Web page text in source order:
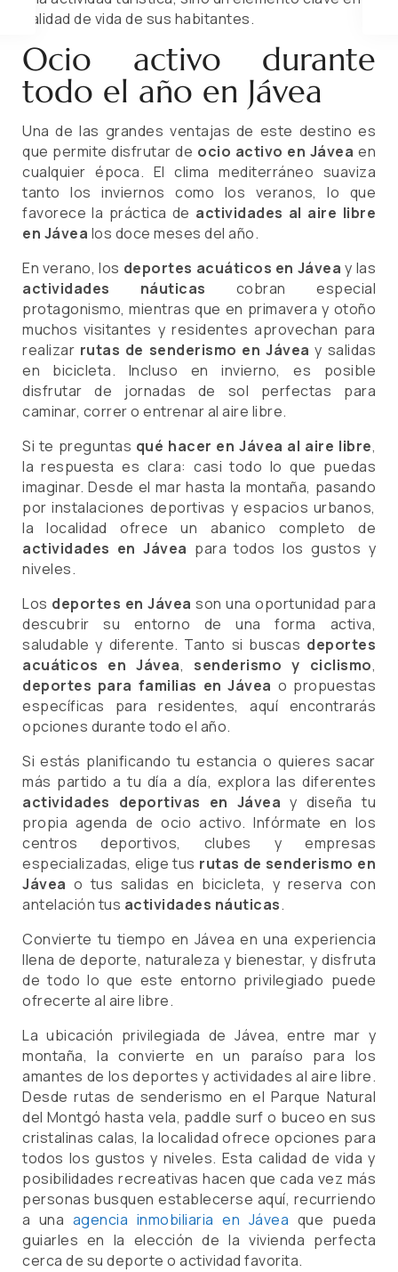
calidad de vida de sus habitantes.
Ocio activo durante
todo el año en Jávea
Una de las grandes ventajas de este destino es
que permite disfrutar de ocio activo en Jávea en
cualquier época. El clima mediterráneo suaviza
tanto los inviernos como los veranos, lo que
favorece la práctica de actividades al aire libre
en Jávea los doce meses del año.
En verano, los deportes acuáticos en Jávea y las
actividades náuticas cobran especial
protagonismo, mientras que en primavera y otoño
muchos visitantes y residentes aprovechan para
realizar rutas de senderismo en Jávea y salidas
en bicicleta. Incluso en invierno, es posible
disfrutar de jornadas de sol perfectas para
caminar, correr o entrenar al aire libre.
Si te preguntas qué hacer en Jávea al aire libre,
la respuesta es clara: casi todo lo que puedas
imaginar. Desde el mar hasta la montaña, pasando
por instalaciones deportivas y espacios urbanos,
la localidad ofrece un abanico completo de
actividades en Jávea para todos los gustos y
niveles.
Los deportes en Jávea son una oportunidad para
descubrir su entorno de una forma activa,
saludable y diferente. Tanto si buscas deportes
acuáticos en Jávea, senderismo y ciclismo,
deportes para familias en Jávea o propuestas
específicas para residentes, aquí encontrarás
opciones durante todo el año.
Si estás planificando tu estancia o quieres sacar
más partido a tu día a día, explora las diferentes
actividades deportivas en Jávea y diseña tu
propia agenda de ocio activo. Infórmate en los
centros deportivos, clubes y empresas
especializadas, elige tus rutas de senderismo en
Jávea o tus salidas en bicicleta, y reserva con
antelación tus actividades náuticas.
Convierte tu tiempo en Jávea en una experiencia
llena de deporte, naturaleza y bienestar, y disfruta
de todo lo que este entorno privilegiado puede
ofrecerte al aire libre.
La ubicación privilegiada deJávea, entre mar y
montaña, la convierte en un paraíso para los
amantes de los deportes y actividades al aire libre.
Desde rutas de senderismo en el Parque Natural
del Montgó hasta vela, paddle surf o buceo en sus
cristalinas calas, la localidad ofrece opciones para
todos los gustos y niveles. Esta calidad de vida y
posibilidades recreativas hacen que cada vez más
personas busquen establecerse aquí, recurriendo
a una agencia inmobiliaria en Jávea que pueda
guiarles en la elección de la vivienda perfecta
cerca de su deporte o actividad favorita.